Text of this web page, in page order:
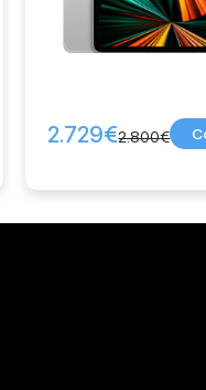
2.800€
2.729€